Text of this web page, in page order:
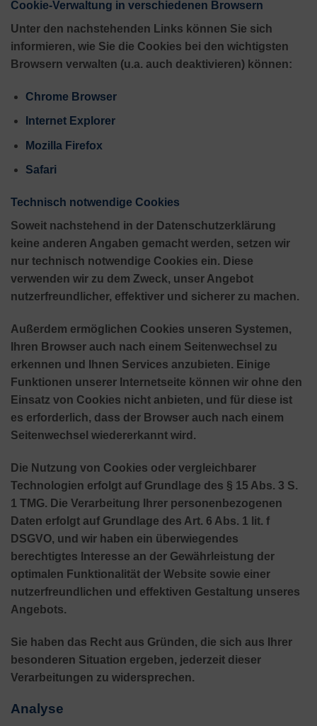
Cookie-Verwaltung in verschiedenen Browsern
Unter den nachstehenden Links können Sie sich
informieren, wie Sie die Cookies bei den wichtigsten
Browsern verwalten (u.a. auch deaktivieren) können:
Chrome Browser
Internet Explorer
Mozilla Firefox
Safari
Technisch notwendige Cookies
Soweit nachstehend in der Datenschutzerklärung
keine anderen Angaben gemacht werden, setzen wir
nur technisch notwendige Cookies ein. Diese
verwenden wir zu dem Zweck, unser Angebot
nutzerfreundlicher, effektiver und sicherer zu machen.
Außerdem ermöglichen Cookies unseren Systemen,
Ihren Browser auch nach einem Seitenwechsel zu
erkennen und Ihnen Services anzubieten. Einige
Funktionen unserer Internetseite können wir ohne den
Einsatz von Cookies nicht anbieten, und für diese ist
es erforderlich, dass der Browser auch nach einem
Seitenwechsel wiedererkannt wird.
Die Nutzung von Cookies oder vergleichbarer
Technologien erfolgt auf Grundlage des § 15 Abs. 3 S.
1 TMG. Die Verarbeitung Ihrer personenbezogenen
Daten erfolgt auf Grundlage des Art. 6 Abs. 1 lit. f
DSGVO, und wir haben ein überwiegendes
berechtigtes Interesse an der Gewährleistung der
optimalen Funktionalität der Website sowie einer
nutzerfreundlichen und effektiven Gestaltung unseres
Angebots.
Sie haben das Recht aus Gründen, die sich aus Ihrer
besonderen Situation ergeben, jederzeit dieser
Verarbeitungen zu widersprechen.
Analyse